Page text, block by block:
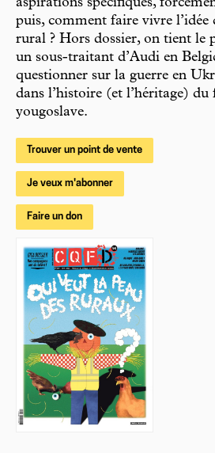
aspirations spécifiques,
puis, comment faire vivre l’idée
rural ? Hors dossier, on tient le
un sous-traitant d’Audi en
questionner sur la guerre en
dans l’histoire (et l’héritage) du
yougoslave.
Trouver un point de vente
Je veux m'abonner
Faire un don